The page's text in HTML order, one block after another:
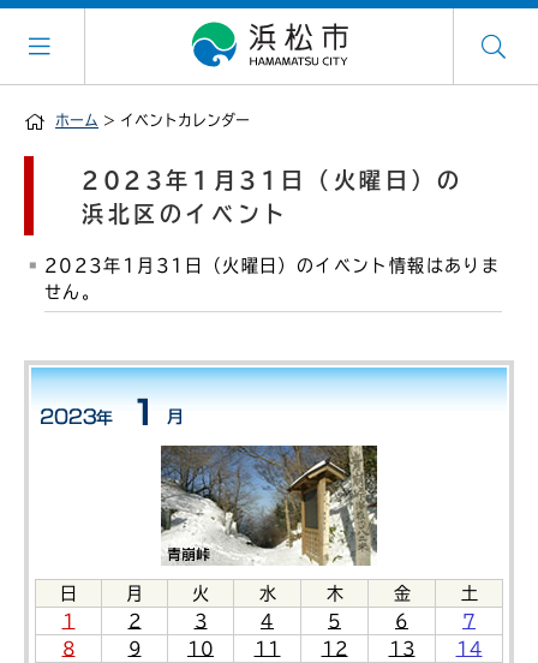
ホーム > イベントカレンダー
日 月 火 水 木 金
土
1
2 3 4 5 6
7
8
9 10 11 12 13
14
2023年1月31日（火曜日）の
浜北区のイベント
2023年1月31日（火曜日）のイベント情報はありま
せん。